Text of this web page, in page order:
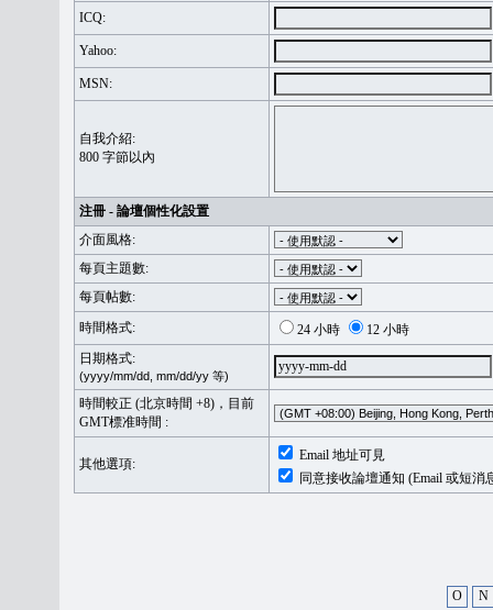
ICQ:
Yahoo:
MSN:
自我介紹:
800 字節以內
注冊 - 論壇個性化設置
介面風格:
每頁主題數:
每頁帖數:
時間格式:
24 小時
12 小時
日期格式:
(yyyy/mm/dd, mm/dd/yy 等)
時間較正 (北京時間 +8)，目前
GMT標准時間 :
其他選項:
Email 地址可見
同意接收論壇通知 (Email 或短消
O N